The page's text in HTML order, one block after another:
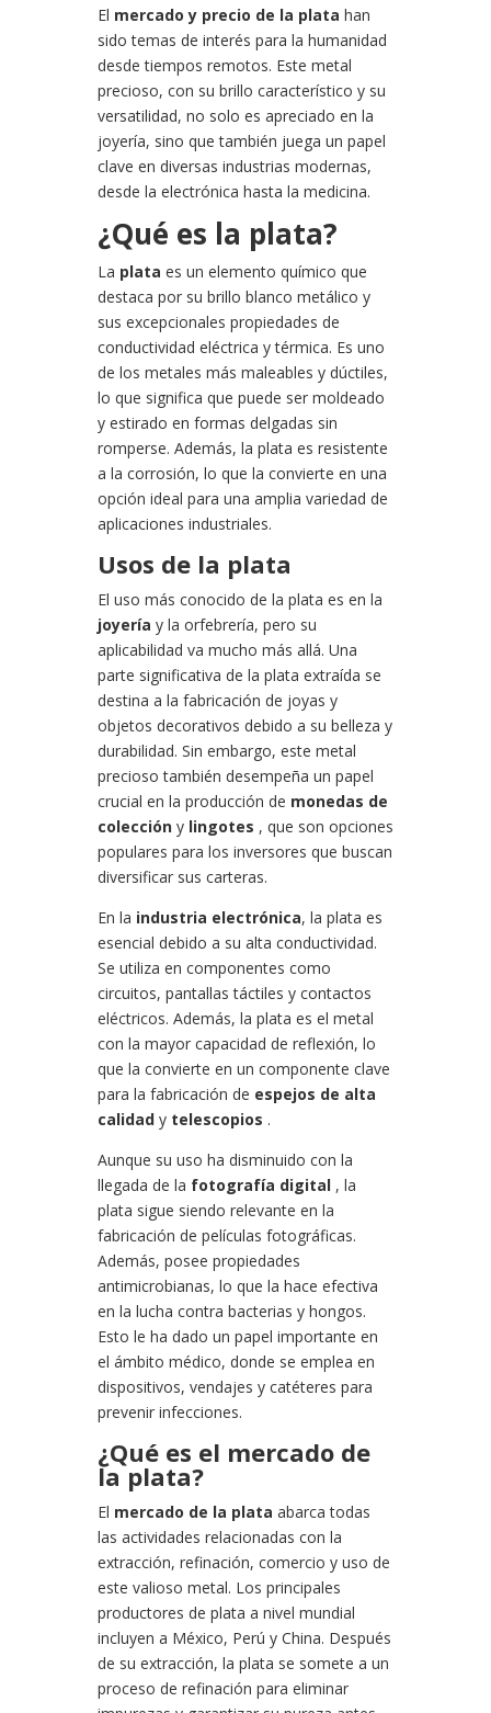
El mercado y precio de la plata han
sido temas de interés para la humanidad
desde tiempos remotos. Este metal
precioso, con su brillo característico y su
versatilidad, no solo es apreciado en la
joyería, sino que también juega un papel
clave en diversas industrias modernas,
desde la electrónica hasta la medicina.
¿Qué es la plata?
La plata es un elemento químico que
destaca por su brillo blanco metálico y
sus excepcionales propiedades de
conductividad eléctrica y térmica. Es uno
de los metales más maleables y dúctiles,
lo que significa que puede ser moldeado
y estirado en formas delgadas sin
romperse. Además, la plata es resistente
a la corrosión, lo que la convierte en una
opción ideal para una amplia variedad de
aplicaciones industriales.
Usos de la plata
El uso más conocido de la plata es en la
joyería y la orfebrería, pero su
aplicabilidad va mucho más allá. Una
parte significativa de la plata extraída se
destina a la fabricación de joyas y
objetos decorativos debido a su belleza y
durabilidad. Sin embargo, este metal
precioso también desempeña un papel
crucial en la producción de monedas de
coleccióny lingotes , que son opciones
populares para los inversores que buscan
diversificar sus carteras.
En la industria electrónica, la plata es
esencial debido a su alta conductividad.
Se utiliza en componentes como
circuitos, pantallas táctiles y contactos
eléctricos. Además, la plata es el metal
con la mayor capacidad de reflexión, lo
que la convierte en un componente clave
para la fabricación de espejos de alta
calidady telescopios .
Aunque su uso ha disminuido con la
llegada de la fotografía digital, la
plata sigue siendo relevante en la
fabricación de películas fotográficas.
Además, posee propiedades
antimicrobianas, lo que la hace efectiva
en la lucha contra bacterias y hongos.
Esto le ha dado un papel importante en
el ámbito médico, donde se emplea en
dispositivos, vendajes y catéteres para
prevenir infecciones.
¿Qué es el mercado de
la plata?
El mercado de la plata abarca todas
las actividades relacionadas con la
extracción, refinación, comercio y uso de
este valioso metal. Los principales
productores de plata a nivel mundial
incluyen a México, Perú y China. Después
de su extracción, la plata se somete a un
proceso de refinación para eliminar